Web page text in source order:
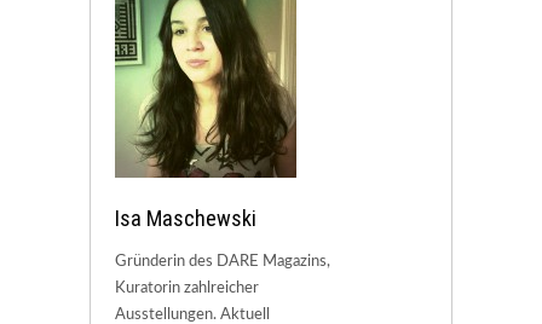
Isa Maschewski
Gründerin des DARE Magazins,
Kuratorin zahlreicher
Ausstellungen. Aktuell